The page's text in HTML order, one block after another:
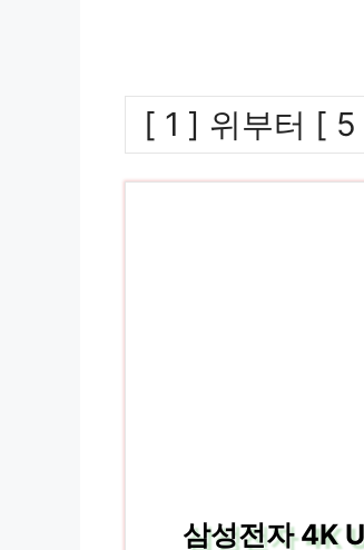
[ 1 ] 위부터 [
삼성전자 4K